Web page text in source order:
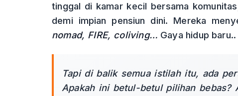
tinggal di kamar kecil bersama
demi impian pensiun dini. Mereka
nomad, FIRE, coliving… Gaya hidup baru..
Tapi di balik semua istilah itu, ada
Apakah ini betul-betul pilihan bebas?